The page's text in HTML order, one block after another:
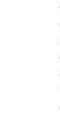
[
[